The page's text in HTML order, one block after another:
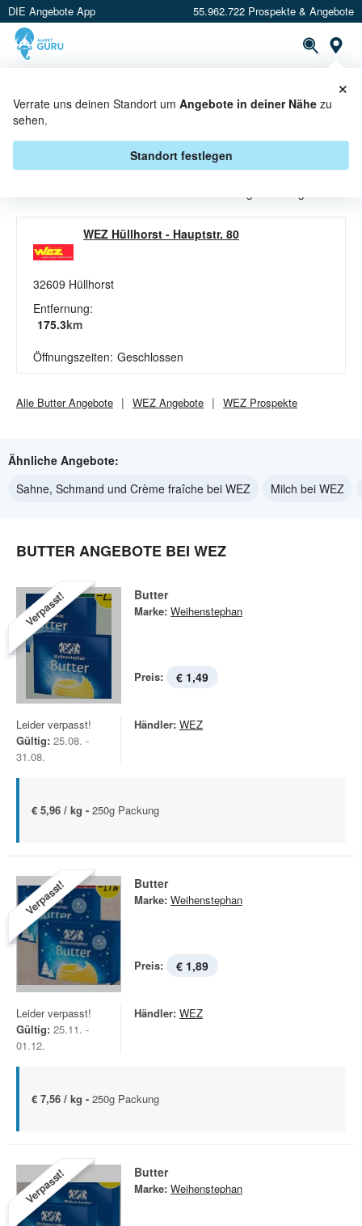
DIE Angebote App 55.962.722 Prospekte & Angebote
Verrate uns deinen Standort um Angebote in deiner Nähe zu
sehen.
Standort festlegen
×
BUTTER ANGEBOTE & AKTIONEN
WEZ Hüllhorst - Hauptstr. 80
32609 Hüllhorst
Entfernung:
175.3km
Öffnungszeiten: Geschlossen
Alle ButterAngebote WEZ Angebote WEZ Prospekte
Ähnliche Angebote:
Sahne, Schmand und Crème fraîche bei WEZ
Milch bei WEZ
BUTTER ANGEBOTE BEI WEZ
Verpasst! Butter
Marke: Weihenstephan
Preis: € 1,49
Leider verpasst!
Gültig: 25.08. -
31.08.
Händler: WEZ
€ 5,96 / kg - 250g Packung
Verpasst! Butter
Marke: Weihenstephan
Preis: € 1,89
Leider verpasst!
Gültig: 25.11. -
01.12.
Händler: WEZ
€ 7,56 / kg - 250g Packung
Verpasst! Butter
Marke: Weihenstephan